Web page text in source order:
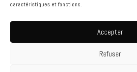
caractéristiques et fonctions.
Accepter
Refuser